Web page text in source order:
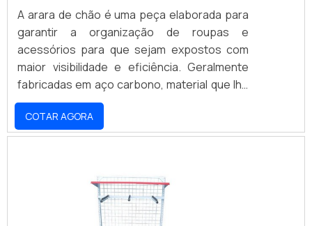
A arara de chão é uma peça elaborada para
garantir a organização de roupas e
acessórios para que sejam expostos com
maior visibilidade e eficiência. Geralmente
fabricadas em aço carbono, material que lhe
confere a mais alta resistência e
durabilidade, são facilmente aplicadas em
qualquer ambiente, pois sua altura,
PROPORCIONAM MAIS ESTABILIDADE
DURANTE O USOPor ser um produto que se
COTAR AGORA